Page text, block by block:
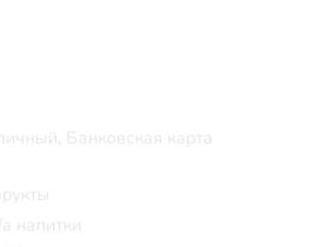
Банковская карта
напитки